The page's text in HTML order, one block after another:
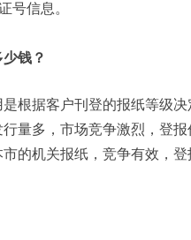
号信息。
钱？
根据客户刊登的报纸等级
量多，市场竞争激烈，登
的机关报纸，竞争有效，